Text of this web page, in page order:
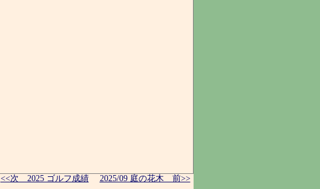
<<次 2025 ゴルフ成績 2025/09 庭の花木 前>>